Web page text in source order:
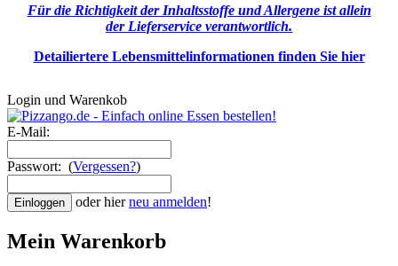
Für die Richtigkeit der Inhaltsstoffe und Allergene ist allein
der Lieferservice verantwortlich.
Detailiertere Lebensmittelinformationen finden Sie hier
Login und Warenkob
E-Mail:
Passwort: (Vergessen?)
oder hierneu anmelden!
Mein Warenkorb